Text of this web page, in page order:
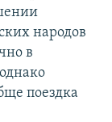
народов
в
поездка